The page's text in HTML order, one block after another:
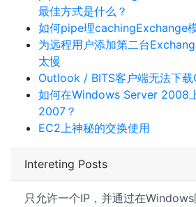
Intereting Posts
只允许一个IP，并通过在
最佳方式是什么？
如何pipe理cachingExchange
为远程用户添加第二台
太慢
Outlook / BITS客户端无法下载
如何在Windows Server 2008
2007？
EC2上神秘的交换使用